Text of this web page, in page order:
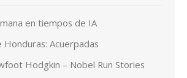
en tiempos de IA
Honduras: Acuerpadas
Hodgkin – Nobel Run Stories